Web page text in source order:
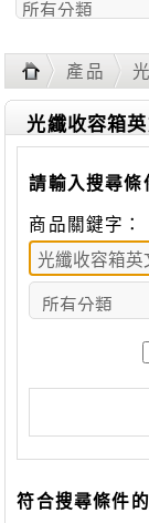
產品
光纖收容箱
請輸入搜尋條
商品關鍵字：
符合搜尋條件的